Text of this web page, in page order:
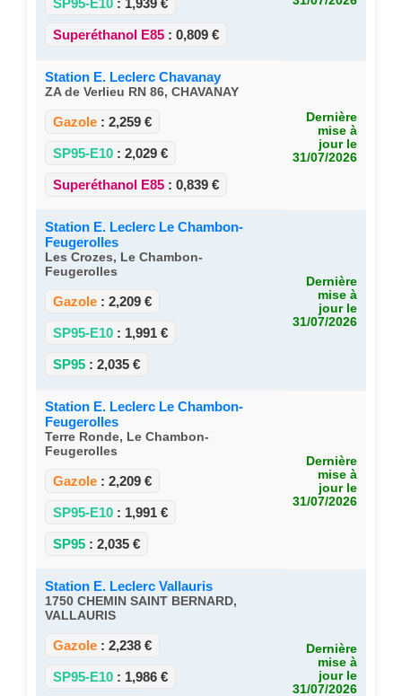
Superéthanol E85 : 0,809 €
Station E. Leclerc Chavanay
ZA de Verlieu RN 86, CHAVANAY
Gazole : 2,259 €
SP95-E10 : 2,029 €
Superéthanol E85 : 0,839 €
Dernière
mise à
jour le
31/07/2026
Station E. Leclerc Le Chambon-
Feugerolles
Les Crozes, Le Chambon-
Feugerolles
Gazole : 2,209 €
SP95-E10 : 1,991 €
SP95 : 2,035 €
Dernière
mise à
jour le
31/07/2026
Station E. Leclerc Le Chambon-
Feugerolles
Terre Ronde, Le Chambon-
Feugerolles
Gazole : 2,209 €
SP95-E10 : 1,991 €
SP95 : 2,035 €
Dernière
mise à
jour le
31/07/2026
Station E. Leclerc Vallauris
1750 CHEMIN SAINT BERNARD,
VALLAURIS
Gazole : 2,238 €
SP95-E10 : 1,986 €
Dernière
mise à
jour le
31/07/2026